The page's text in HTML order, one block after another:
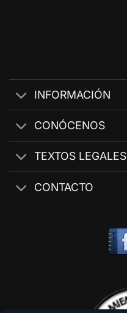
INFORMACIÓN
CONÓCENOS
TEXTOS LEGALES
CONTACTO